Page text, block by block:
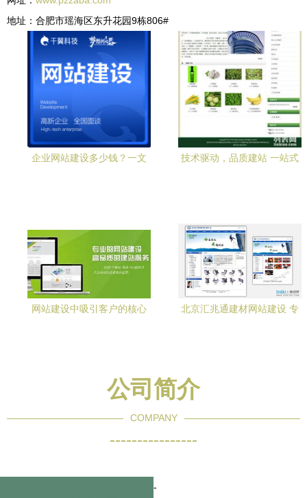
地址：合肥市瑶海区东升花园9栋806#
企业网站建设多少钱？一文
技术驱动，品质建站 一站式
网站建设中吸引客户的核心
北京汇兆通建材网站建设 专
公司简介
COMPANY
----------------
-